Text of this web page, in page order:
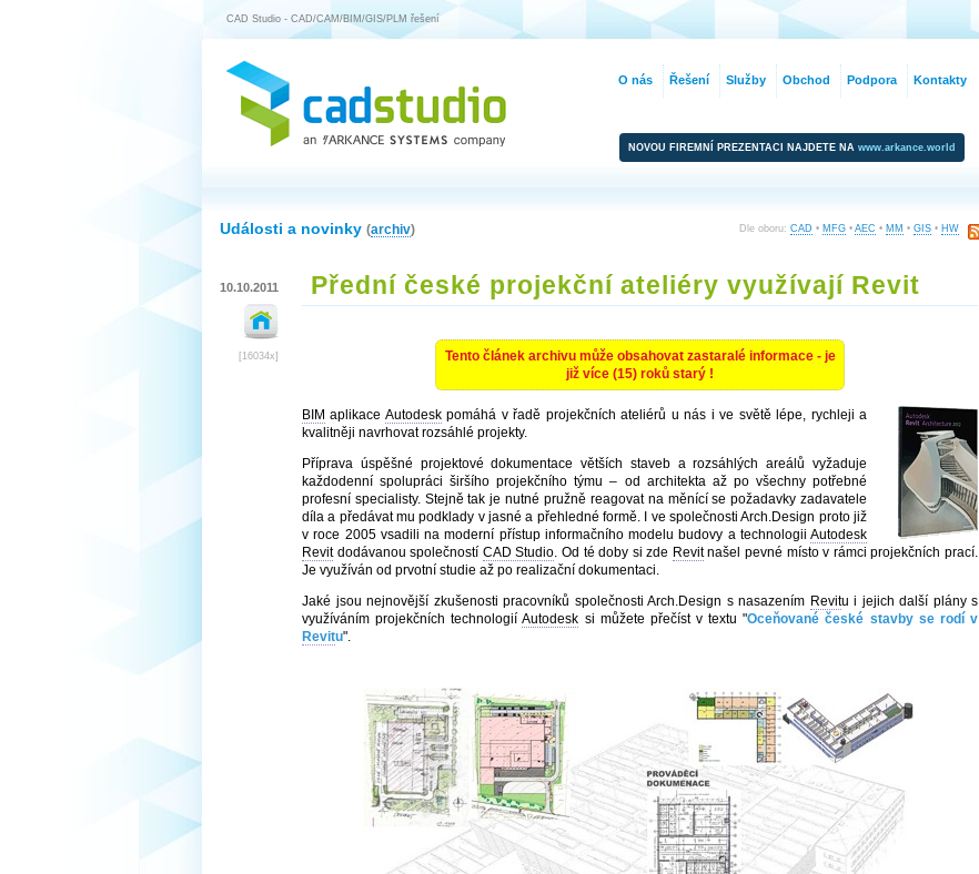
CAD Studio - CAD/CAM/BIM/GIS/PLM řešení
NOVOU FIREMNÍ PREZENTACI NAJDETE NA www.arkance.world
Dle oboru: CAD • MFG • AEC • MM • GIS • HW
Události a novinky (archiv)
10.10.2011
[16034x]
Přední české projekční ateliéry využívají Revit
Tento článek archivu může obsahovat zastaralé informace - je
již více (15) roků starý !
BIM aplikace Autodeskpomáhá v řadě projekčních ateliérů u nás i ve světě lépe, rychleji a
kvalitněji navrhovat rozsáhlé projekty.
Příprava úspěšné projektové dokumentace větších staveb a rozsáhlých areálů vyžaduje
každodenní spolupráci širšího projekčního týmu – od architekta až po všechny potřebné
profesní specialisty. Stejně tak je nutné pružně reagovat na měnící se požadavky zadavatele
díla a předávat mu podklady v jasné a přehledné formě. I ve společnosti Arch.Design proto již
v roce 2005 vsadili na moderní přístup informačního modelu budovy a technologii Autodesk
Revitdodávanou společností CAD Studio. Od té doby si zde Revitnašel pevné místo v rámci projekčních prací.
Je využíván od prvotní studie až po realizační dokumentaci.
Jaké jsou nejnovější zkušenosti pracovníků společnosti Arch.Design s nasazením Revitu i jejich další plány s
využíváním projekčních technologiíAutodesk si můžete přečíst v textu "Oceňované české stavby se rodí v
Revitu".
O nás Řešení Služby Obchod Podpora Kontakty